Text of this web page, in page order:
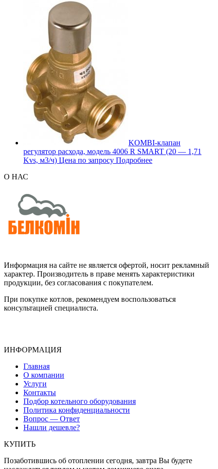
KOMBI-клапан
регулятор расхода, модель 4006 R SMART (20 — 1,71
Kvs, м3/ч) Цена по запросу Подробнее
О НАС
Информация на сайте не является офертой, носит рекламный
характер. Производитель в праве менять характеристики
продукции, без согласования с покупателем.
При покупке котлов, рекомендуем воспользоваться
консультацией специалиста.
ИНФОРМАЦИЯ
Главная
О компании
Услуги
Контакты
Подбор котельного оборудования
Политика конфиденциальности
Вопрос — Ответ
Нашли дешевле?
КУПИТЬ
Позаботившись об отоплении сегодня, завтра Вы будете